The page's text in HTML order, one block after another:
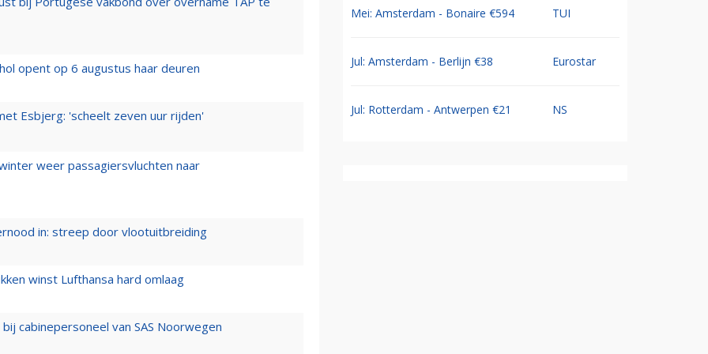
opent op 6 augustus haar deuren
Esbjerg: 'scheelt zeven uur rijden'
weer passagiersvluchten naar
in: streep door vlootuitbreiding
winst Lufthansa hard omlaag
cabinepersoneel van SAS Noorwegen
Mei: Amsterdam - Bonaire €594 TUI
Jul: Amsterdam - Berlijn €38 Eurostar
Jul: Rotterdam - Antwerpen €21 NS